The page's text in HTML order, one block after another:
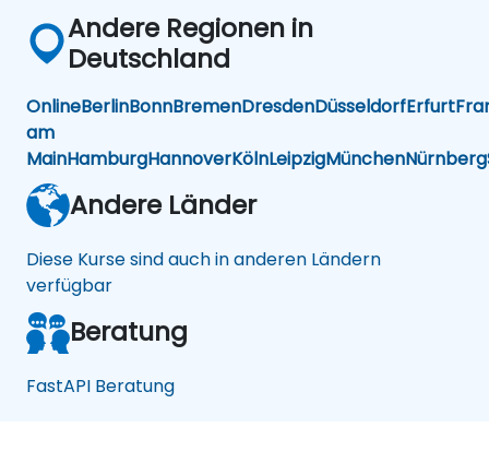
Andere Regionen in
Deutschland
OnlineBerlinBonnBremenDresdenDüsseldorfErfurt
am
MainHamburgHannoverKölnLeipzigMünchenNürnberg
Andere Länder
Diese Kurse sind auch in anderen Ländern
verfügbar
Beratung
FastAPI Beratung